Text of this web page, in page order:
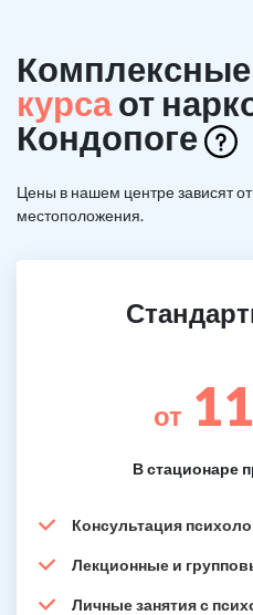
Комплексные
курсаот
Кондопоге
Цены в нашем центре зависят
местоположения.
от
В стационаре
Консультация
Лекционные и
Личные занятия с